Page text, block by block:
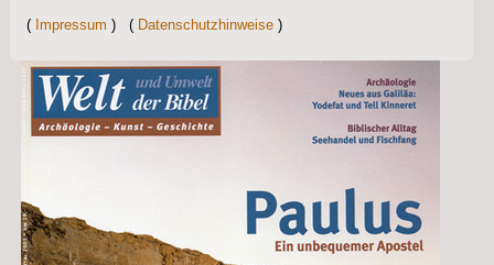
( Impressum ) ( Datenschutzhinweise )